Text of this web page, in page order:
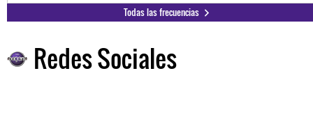
Todas las frecuencias
Redes Sociales